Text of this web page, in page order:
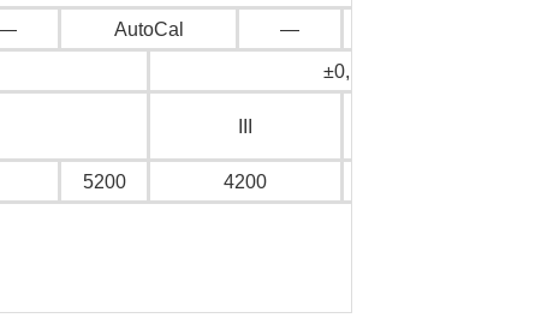
AutoCal —
±0,1
5200 4200